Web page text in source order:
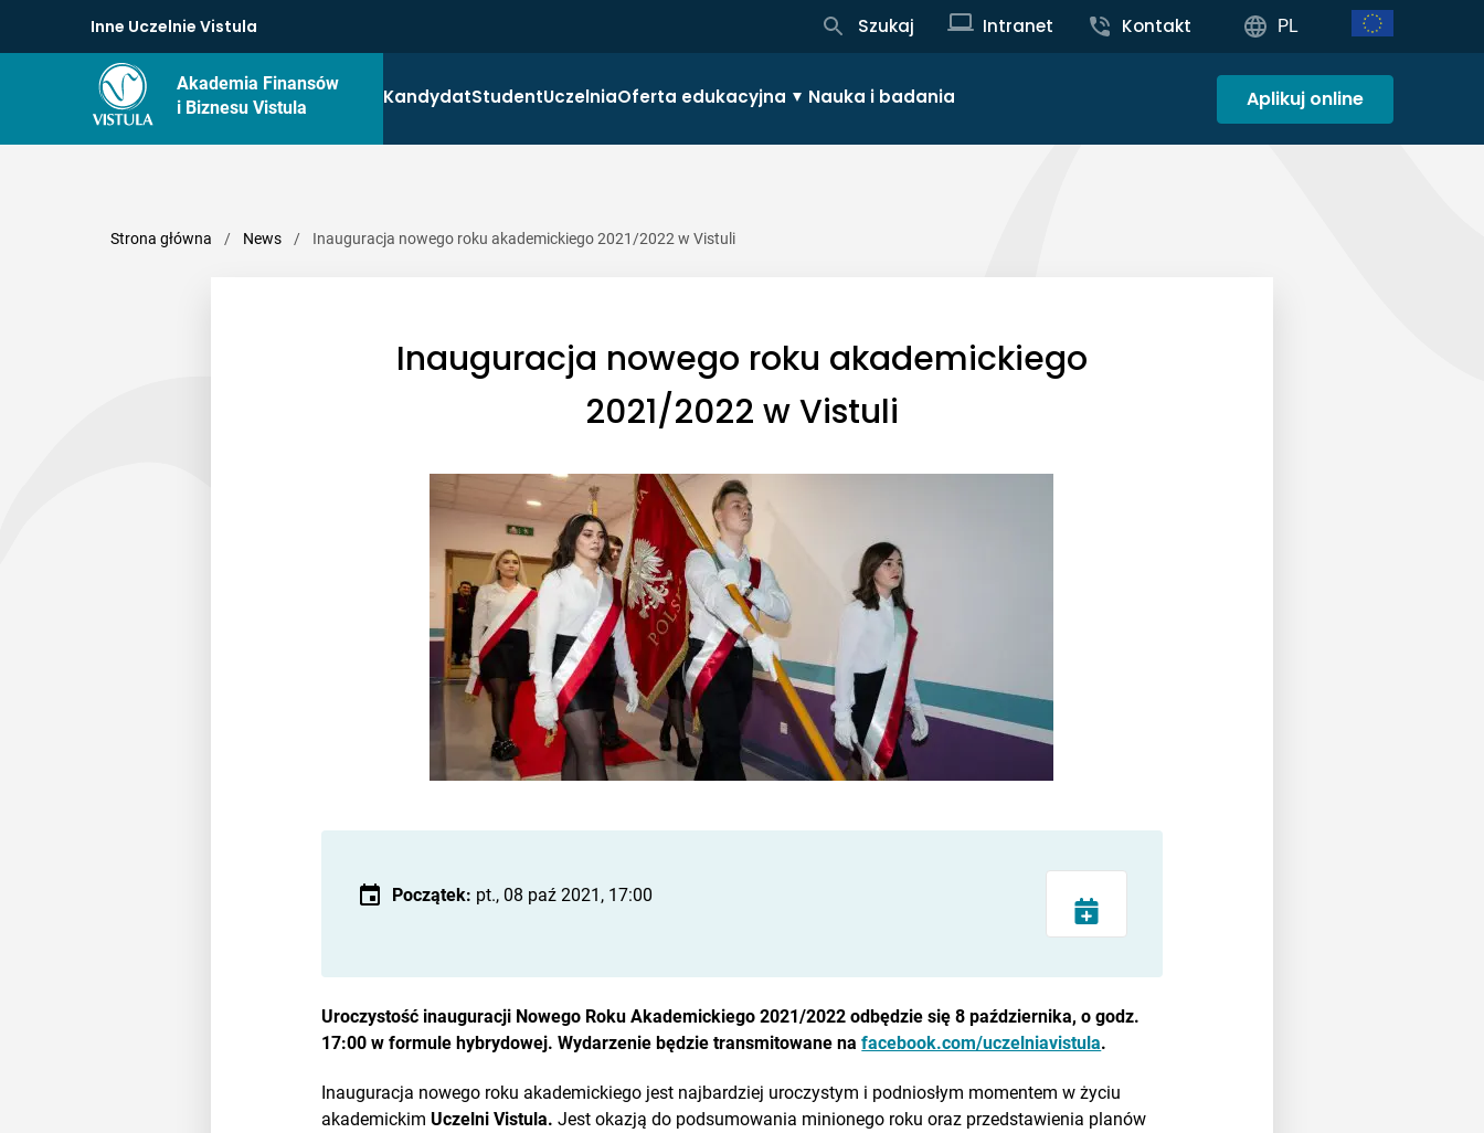
Inne Uczelnie Vistula Szukaj Intranet Kontakt PL
Akademia Finansów
i Biznesu Vistula
KandydatStudentUczelniaOferta edukacyjna Nauka i badania Aplikuj online
Strona główna / News / Inauguracja nowego roku akademickiego 2021/2022 w Vistuli
Inauguracja nowego roku akademickiego
2021/2022 w Vistuli
Początek: pt., 08 paź 2021, 17:00
Uroczystość inauguracji Nowego Roku Akademickiego 2021/2022 odbędzie się 8 października, o godz.
17:00 w formule hybrydowej. Wydarzenie będzie transmitowane nafacebook.com/uczelniavistula.
Inauguracja nowego roku akademickiego jest najbardziej uroczystym i podniosłym momentem w życiu
akademickimUczelni Vistula. Jest okazją do podsumowania minionego roku oraz przedstawienia planów